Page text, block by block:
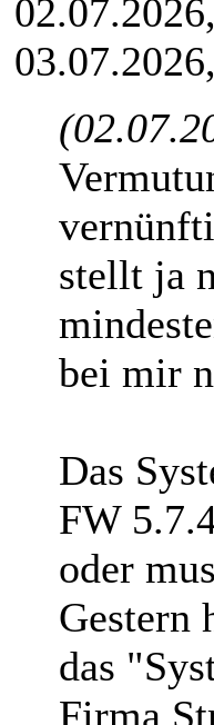
stellt ja
bei mir
Das
FW
oder
Gestern
das
Firma